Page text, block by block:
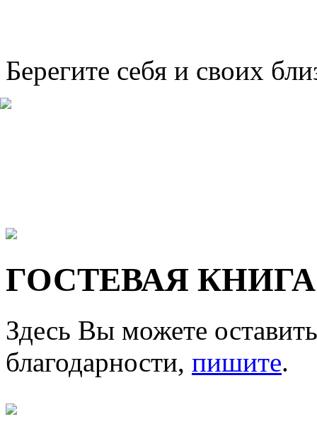
Берегите себя и своих
ГОСТЕВАЯ КНИГА
Здесь Вы можете
благодарности, пишите.